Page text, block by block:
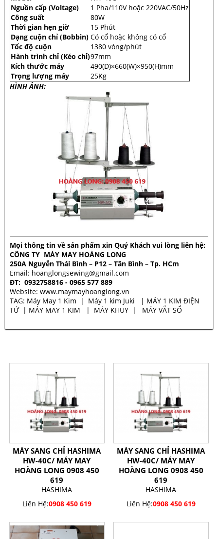
Nguồn cấp (Voltage)
1 Pha/110V hoặc 220VAC/50Hz
Công suất
80W
Thời gian hẹn giờ
15 Phút
Dạng cuộn chỉ (Bobbin) Có cổ hoặc không có cổ
Tốc độ cuộn
1380 vòng/phút
Hành trình chỉ (Kéo chỉ)97mm
Kích thước máy
490(D)×660(W)×950(H)mm
Trọng lượng máy
25Kg
HÌNH ẢNH:
Mọi thông tin về sản phẩm xin Quý Khách vui lòng liên hệ:
CÔNG TY MÁY MAY HOÀNG LONG
250A Nguyễn Thái Bình – P12 – Tân Bình – Tp. HCm
Email: hoanglongsewing@gmail.com
ĐT: 0932758816 - 0965 577 889
Website: www.maymayhoanglong.vn
TAG: Máy May 1 Kim | Máy 1 kim Juki | MÁY 1 KIM ĐIỆN
TỬ| MÁY MAY 1 KIM | MÁY KHUY | MÁY VẮT SỔ
MÁY SANG CHỈ HASHIMA
HW-40C/ MÁY MAY
HOÀNG LONG 0908 450
619
HASHIMA
Liên Hệ:0908 450 619
MÁY SANG CHỈ HASHIMA
HW-40C/ MÁY MAY
HOÀNG LONG 0908 450
619
HASHIMA
Liên Hệ:0908 450 619